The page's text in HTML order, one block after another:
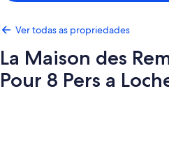
Ver todas as propriedades
La Maison des
Pour 8 Pers a